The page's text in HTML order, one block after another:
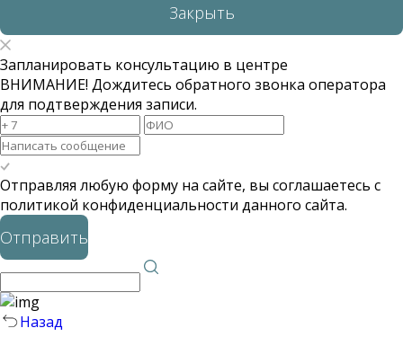
Закрыть
Запланировать консультацию в центре
ВНИМАНИЕ! Дождитесь обратного звонка оператора
для подтверждения записи.
Отправляя любую форму на сайте, вы соглашаетесь с
политикой конфиденциальности данного сайта.
Отправить
Назад